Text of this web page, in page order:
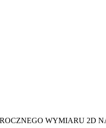
WYMIARU 2D